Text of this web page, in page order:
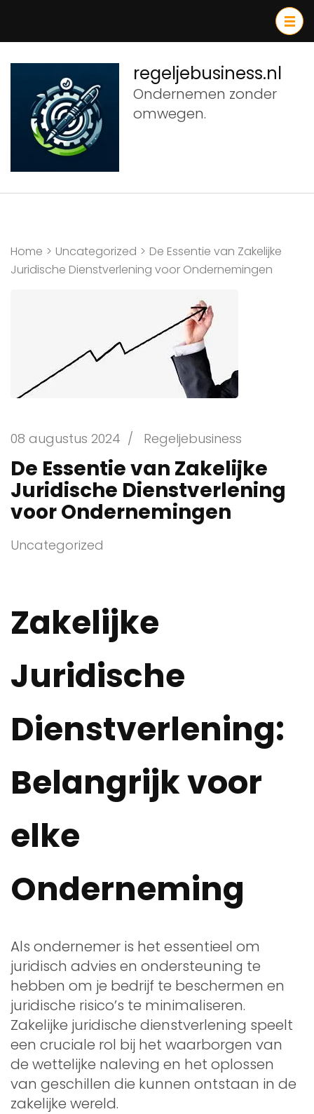
inhoud
(druk
Enter)
regeljebusiness.nl
Ondernemen zonder
omwegen.
Home > Uncategorized > De Essentie van Zakelijke
Juridische Dienstverlening voor Ondernemingen
08 augustus 2024 / Regeljebusiness
De Essentie van Zakelijke
Juridische Dienstverlening
voor Ondernemingen
Uncategorized
Zakelijke
Juridische
Dienstverlening:
Belangrijk voor
elke
Onderneming
Als ondernemer is het essentieel om
juridisch advies en ondersteuning te
hebben om je bedrijf te beschermen en
juridische risico’s te minimaliseren.
Zakelijke juridische dienstverlening speelt
een cruciale rol bij het waarborgen van
de wettelijke naleving en het oplossen
van geschillen die kunnen ontstaan in de
zakelijke wereld.